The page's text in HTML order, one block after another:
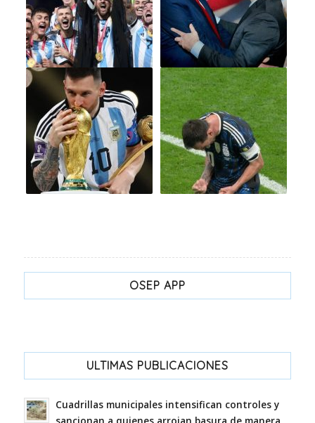
OSEP APP
ULTIMAS PUBLICACIONES
Cuadrillas municipales intensifican controles y